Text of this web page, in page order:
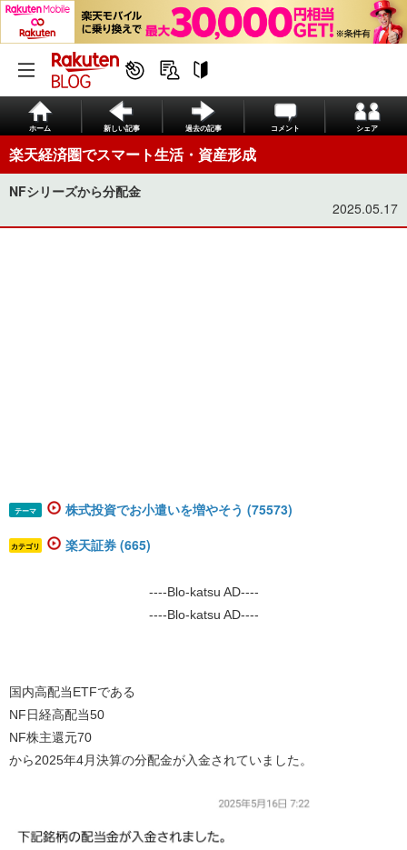
ホーム 新しい記事 過去の記事 コメント シェア
楽天経済圏でスマート生活・資産形成
NFシリーズから分配金
2025.05.17
テーマ 株式投資でお小遣いを増やそう (75573)
カテゴリ 楽天証券 (665)
----Blo-katsu AD----
----Blo-katsu AD----
国内高配当ETFである
NF日経高配当50
NF株主還元70
から2025年4月決算の分配金が入金されていました。